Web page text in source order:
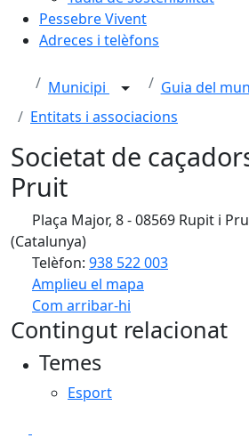
Pessebre Vivent
Adreces i telèfons
Municipi
Guia del
Entitats i associacions
Societat de
Pruit
Plaça Major, 8 - 08569 Rupit i
(Catalunya)
Telèfon: 938 522 003
Amplieu el mapa
Com arribar-hi
+
Contingut relacionat
Temes
Esport